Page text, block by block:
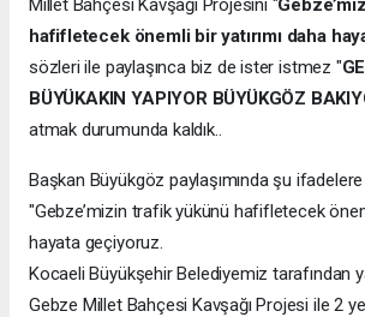
Millet Bahçesi Kavşağı Projesini "
hafifletecek önemli bir yatırımı daha
sözleri ile paylaşınca biz de ister istmez "
BÜYÜKAKIN YAPIYOR BÜYÜKGÖZ
atmak durumunda kaldık..
Başkan Büyükgöz paylaşımında şu
"Gebze’mizin trafik yükünü hafifletecek
hayata geçiyoruz.
Kocaeli Büyükşehir Belediyemiz tarafından
Gebze Millet Bahçesi Kavşağı Projesi ile 2